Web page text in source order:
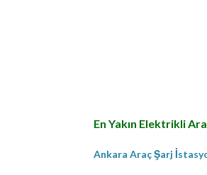
En Yakın Elektrikli
Ankara Araç Şarj